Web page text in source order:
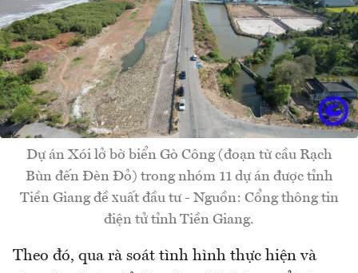
Dự án Xói lở bờ biển Gò Công (đoạn từ cầu Rạch
Bùn đến Đèn Đỏ) trong nhóm 11 dự án được tỉnh
Tiền Giang đề xuất đầu tư - Nguồn: Cổng thông tin
điện tử tỉnh Tiền Giang.
Theo đó, qua rà soát tình hình thực hiện và